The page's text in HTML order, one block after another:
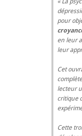
pour
en leur
leur
Cet
lecteur
critique
Cette